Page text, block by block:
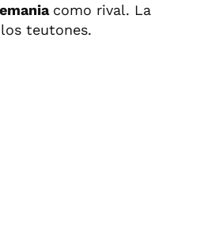
como rival. La
teutones.